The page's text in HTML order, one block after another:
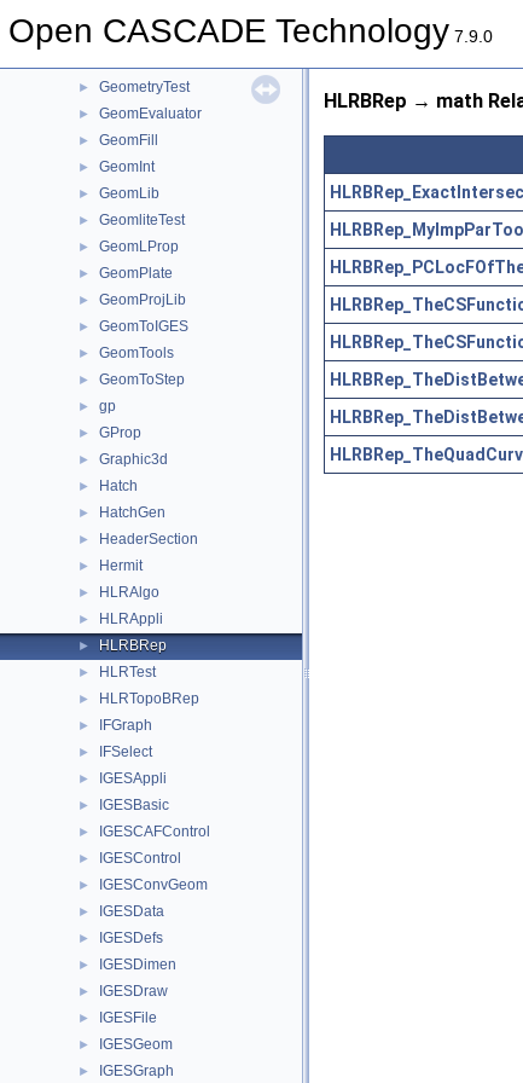
Open CASCADE Technology 7.9.0
► GeomAPI
► GeometryTest
► GeomEvaluator
► GeomFill
► GeomInt
► GeomLib
► GeomliteTest
► GeomLProp
► GeomPlate
► GeomProjLib
► GeomToIGES
► GeomTools
► GeomToStep
► gp
► GProp
► Graphic3d
► Hatch
► HatchGen
► HeaderSection
► Hermit
► HLRAlgo
► HLRAppli
► HLRBRep
► HLRTest
► HLRTopoBRep
► IFGraph
► IFSelect
► IGESAppli
► IGESBasic
► IGESCAFControl
► IGESControl
► IGESConvGeom
► IGESData
► IGESDefs
► IGESDimen
► IGESDraw
► IGESFile
► IGESGeom
► IGESGraph
HLRBRep → math